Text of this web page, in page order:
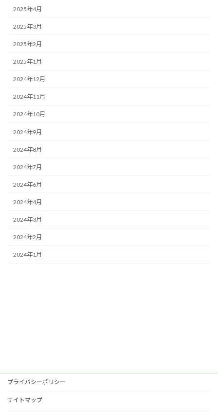
2025年4月
2025年3月
2025年2月
2025年1月
2024年12月
2024年11月
2024年10月
2024年9月
2024年8月
2024年7月
2024年6月
2024年4月
2024年3月
2024年2月
2024年1月
プライバシーポリシー
サイトマップ